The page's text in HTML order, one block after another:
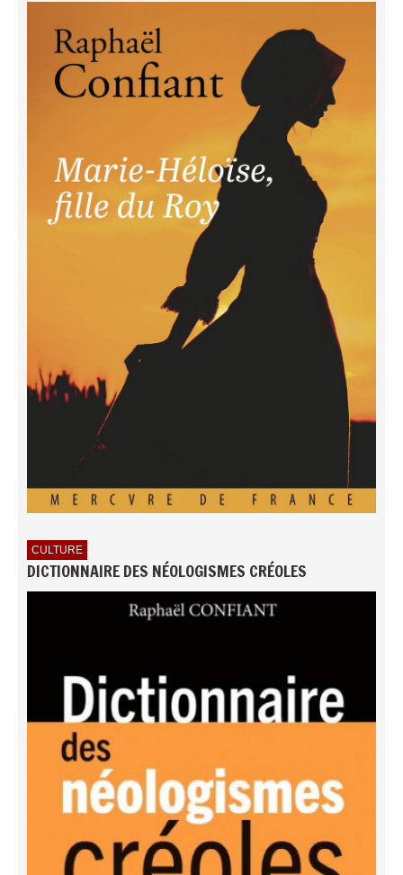
CULTURE
DICTIONNAIRE DES NÉOLOGISMES CRÉOLES